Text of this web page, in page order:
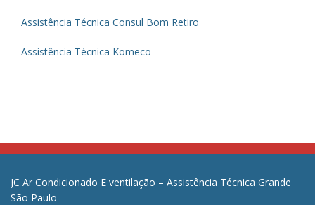
Assistência Técnica Consul Bom Retiro
Assistência Técnica Komeco
JC Ar Condicionado E ventilação – Assistência Técnica Grande
São Paulo